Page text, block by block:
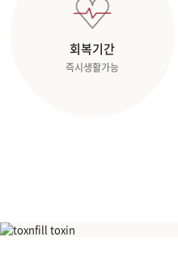
회복기간
즉시생활가능